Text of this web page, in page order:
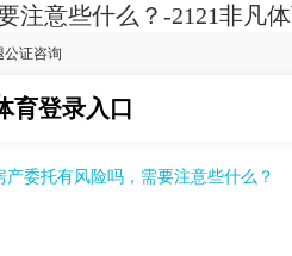
注意些什么？-2121非凡
公证咨询
育登录入口
产委托有风险吗，需要注意些什么？